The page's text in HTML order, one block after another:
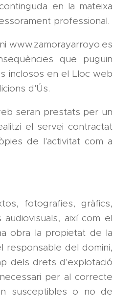
en la mateixa
professional.
www.zamorayarroyo.es
que puguin
inclosos en el Lloc web
d'Ús.
seran prestats per un
el servei contractat
de l'activitat com a
fotografies, gràfics,
així com el
obra la propietat de la
responsable del domini,
dels drets d'explotació
per al correcte
susceptibles o no de